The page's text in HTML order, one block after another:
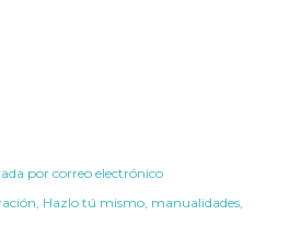
por correo electrónico
Hazlo tú mismo manualidades